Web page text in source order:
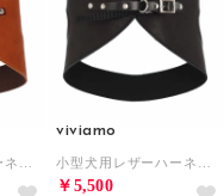
viviamo
￥5,500